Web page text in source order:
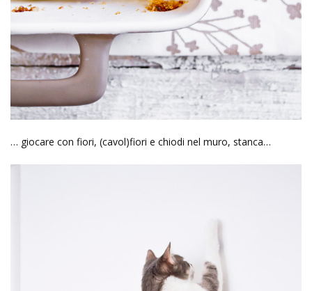
… giocare con fiori, (cavol)fiori e chiodi nel muro, stanca…